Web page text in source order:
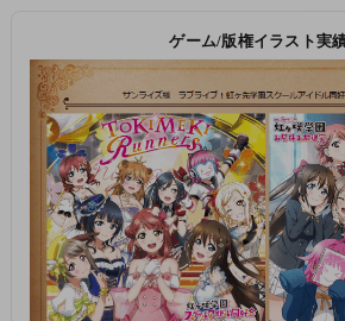
ゲーム/版権イラスト実